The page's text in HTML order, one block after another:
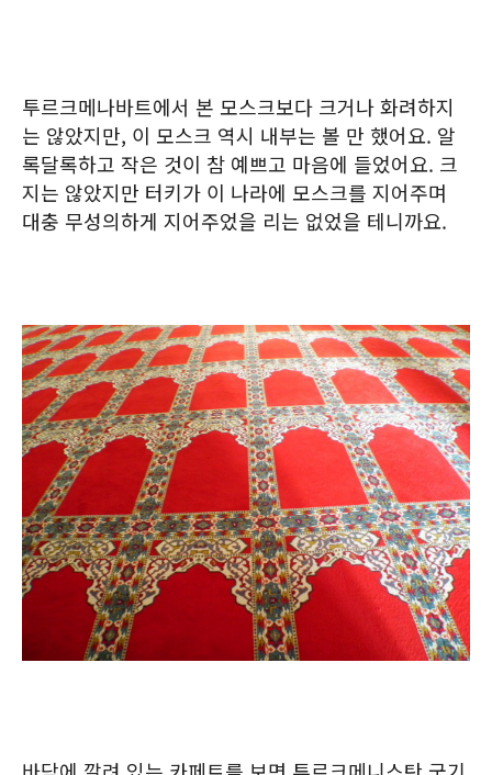
투르크메나바트에서 본 모스크보다 크거나 화려하지
는 않았지만, 이 모스크 역시 내부는 볼 만 했어요. 알
록달록하고 작은 것이 참 예쁘고 마음에 들었어요. 크
지는 않았지만 터키가 이 나라에 모스크를 지어주며
대충 무성의하게 지어주었을 리는 없었을 테니까요.